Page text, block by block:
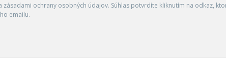
ochrany osobných údajov. Súhlas potvrdíte kliknutím na odkaz,
emailu.